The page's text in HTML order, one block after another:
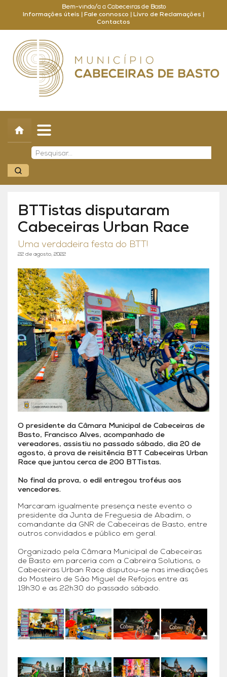
Bem-vindo/a a Cabeceiras de Basto
Informações úteis
Fale connosco Livro de Reclamações
Contactos
Concelho
Município
Turismo
Cultura
Outros
Balcão Online
BTTistas disputaram
Cabeceiras Urban Race
Uma verdadeira festa do BTT!
22 de agosto, 2022
O presidente da Câmara Municipal de Cabeceiras de
Basto, Francisco Alves, acompanhado de
vereadores, assistiu no passado sábado, dia 20 de
agosto, à prova de reisitência BTT Cabeceiras Urban
Race que juntou cerca de 200 BTTistas.
No final da prova, o edil entregou troféus aos
vencedores.
Marcaram igualmente presença neste evento o
presidente da Junta de Freguesia de Abadim, o
comandante da GNR de Cabeceiras de Basto, entre
outros convidados e público em geral.
Organizado pela Câmara Municipal de Cabeceiras
de Basto em parceria com a Cabreira Solutions, o
Cabeceiras Urban Race disputou-se nas imediações
do Mosteiro de São Miguel de Refojos entre as
19h30 e as 22h30 do passado sábado.